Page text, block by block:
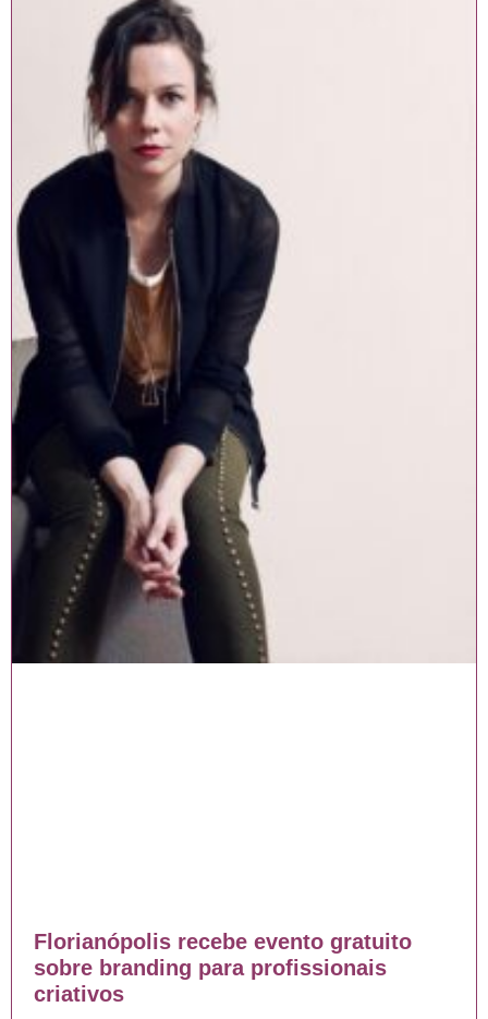
Florianópolis recebe evento gratuito
sobre branding para profissionais
criativos